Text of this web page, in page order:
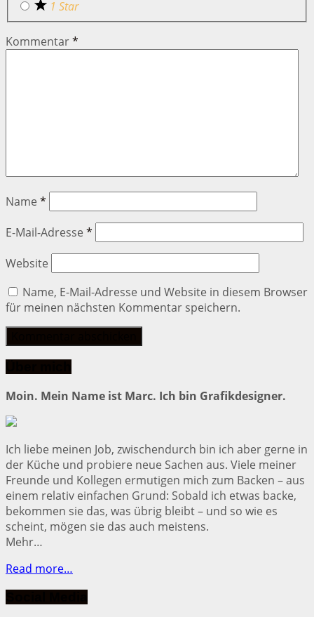
1 Star
Kommentar*
Name *
E-Mail-Adresse *
Website
Name, E-Mail-Adresse und Website in diesem Browser
für meinen nächsten Kommentar speichern.
Moin. Mein Name ist Marc. Ich bin Grafikdesigner.
Ich liebe meinen Job, zwischendurch bin ich aber gerne in
der Küche und probiere neue Sachen aus. Viele meiner
Freunde und Kollegen ermutigen mich zum Backen – aus
einem relativ einfachen Grund: Sobald ich etwas backe,
bekommen sie das, was übrig bleibt – und so wie es
scheint, mögen sie das auch meistens.
Mehr…
Read more…